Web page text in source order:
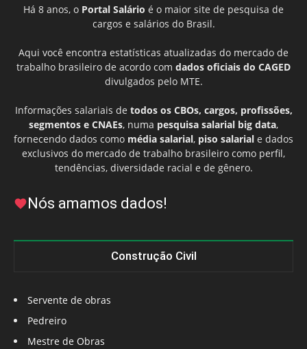
Há 8 anos, o Portal Salário é o maior site de pesquisa de
cargos e salários do Brasil.
Aqui você encontra estatísticas atualizadas do mercado de
trabalho brasileiro de acordo com dados oficiais do CAGED
divulgados pelo MTE.
Informações salariais de todos os CBOs, cargos, profissões,
segmentos e CNAEs, numa pesquisa salarial big data,
fornecendo dados como média salarial, piso salarial e dados
exclusivos do mercado de trabalho brasileiro como perfil,
tendências, diversidade racial e de gênero.
Nós amamos dados!
Construção Civil
Servente de obras
Pedreiro
Mestre de Obras